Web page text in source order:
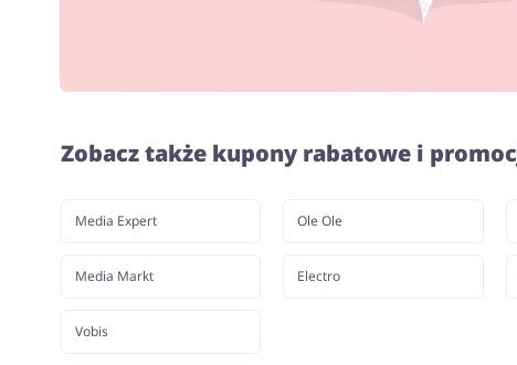
Zobacz także kupony rabatowe i
Media Expert
Media Markt
Ole Ole
Electro
Vobis